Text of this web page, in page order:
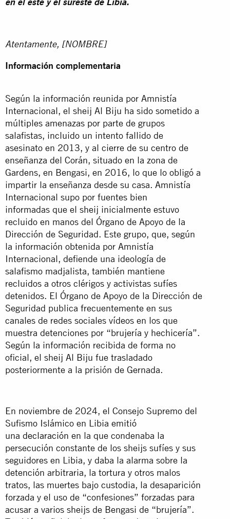
en el este y el sureste de Libia.
Atentamente, [NOMBRE]
Información complementaria
Según la información reunida por Amnistía
Internacional, el sheij Al Biju ha sido sometido a
múltiples amenazas por parte de grupos
salafistas, incluido un intento fallido de
asesinato en 2013, y al cierre de su centro de
enseñanza del Corán, situado en la zona de
Gardens, en Bengasi, en 2016, lo que lo obligó a
impartir la enseñanza desde su casa. Amnistía
Internacional supo por fuentes bien
informadas que el sheij inicialmente estuvo
recluido en manos del Órgano de Apoyo de la
Dirección de Seguridad. Este grupo, que, según
la información obtenida por Amnistía
Internacional, defiende una ideología de
salafismo madjalista, también mantiene
recluidos a otros clérigos y activistas sufíes
detenidos. El Órgano de Apoyo de la Dirección de
Seguridad publica frecuentemente en sus
canales de redes sociales vídeos en los que
muestra detenciones por “brujería y hechicería”.
Según la información recibida de forma no
oficial, el sheij Al Biju fue trasladado
posteriormente a la prisión de Gernada.
En noviembre de 2024, el Consejo Supremo del
Sufismo Islámico en Libia emitió
una declaración en la que condenaba la
persecución constante de los sheijs sufíes y sus
seguidores en Libia, y daba la alarma sobre la
detención arbitraria, la tortura y otros malos
tratos, las muertes bajo custodia, la desaparición
forzada y el uso de “confesiones” forzadas para
acusar a varios sheijs de Bengasi de “brujería”.